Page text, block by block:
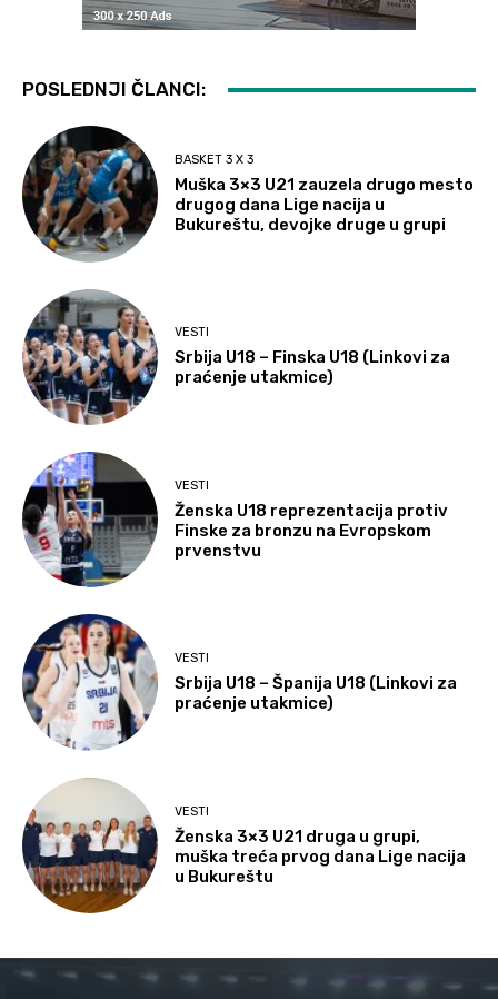
POSLEDNJI ČLANCI:
BASKET 3 X 3
Muška 3×3 U21 zauzela drugo mesto
drugog dana Lige nacija u
Bukureštu, devojke druge u grupi
VESTI
Srbija U18 – Finska U18 (Linkovi za
praćenje utakmice)
VESTI
Ženska U18 reprezentacija protiv
Finske za bronzu na Evropskom
prvenstvu
VESTI
Srbija U18 – Španija U18 (Linkovi za
praćenje utakmice)
VESTI
Ženska 3×3 U21 druga u grupi,
muška treća prvog dana Lige nacija
u Bukureštu